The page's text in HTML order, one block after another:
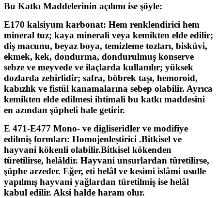
Bu Katkı Maddelerinin açılımı ise şöyle:
E170 kalsiyum karbonat: Hem renklendirici hem
mineral tuz; kaya minerali veya kemikten elde edilir;
diş macunu, beyaz boya, temizleme tozları, bisküvi,
ekmek, kek, dondurma, dondurulmuş konserve
sebze ve meyvede ve ilaçlarda kullanılır; yüksek
dozlarda zehirlidir; safra, böbrek taşı, hemoroid,
kabızlık ve fistül kanamalarına sebep olabilir. Ayrıca
kemikten elde edilmesi ihtimali bu katkı maddesini
en azından şüpheli hale getirir.
E 471-E477 Mono- ve digliseridler ve modifiye
edilmiş formları: Homojenleştirici .Bitkisel ve
hayvani kökenli olabilir.Bitkisel kökenden
türetilirse, helâldir. Hayvani unsurlardan türetilirse,
şüphe arzeder. Eğer, eti helâl ve kesimi islâmi usulle
yapılmış hayvani yağlardan türetilmiş ise helâl
kabul edilir. Aksi halde haram olur.